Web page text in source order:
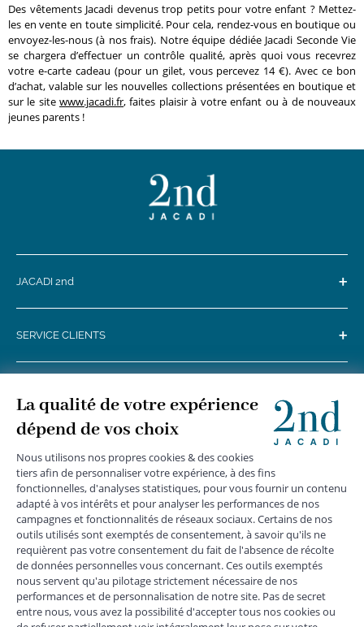
Des vêtements Jacadi devenus trop petits pour votre enfant ? Mettez-
les en vente en toute simplicité. Pour cela, rendez-vous en boutique ou
envoyez-les-nous (à nos frais). Notre équipe dédiée Jacadi Seconde Vie
se chargera d’effectuer un contrôle qualité, après quoi vous recevrez
votre e-carte cadeau (pour un gilet, vous percevez 14 €). Avec ce bon
d’achat, valable sur les nouvelles collections présentées en boutique et
sur le site www.jacadi.fr, faites plaisir à votre enfant ou à de nouveaux
jeunes parents !
JACADI 2nd +
SERVICE CLIENTS +
MENTIONS LÉGALES
DONNÉES PERSONNELLES
*Livraison express gratuite en point relais dès 59 € et à domicile dès 150
€ vers la France Métropolitaine
Les données collectées par la société JACADI, responsable
du traitement, sont nécessaires à l'envoi de newsletters, à la
création de compte, pour le traitement, le suivi et la livraison
de votre commande, ainsi que pour le suivi de votre
adhésion au programme fidélité. Conformément au
Règlement Européen 2016/679 du 27 avril 2016 sur la